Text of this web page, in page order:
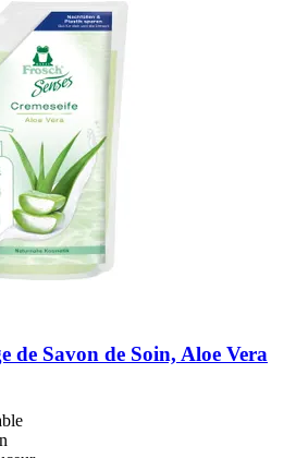
de Savon de Soin, Aloe Vera